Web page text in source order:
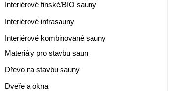
Interiérové finské/BIO sauny
Interiérové infrasauny
Interiérové kombinované sauny
Materiály pro stavbu saun
Dřevo na stavbu sauny
Dveře a okna